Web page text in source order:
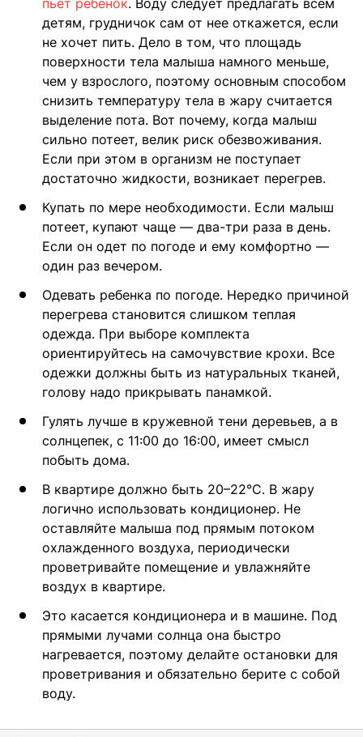
пьет ребенок. Воду следует предлагать всем
детям, грудничок сам от нее откажется, если
не хочет пить. Дело в том, что площадь
поверхности тела малыша намного меньше,
чем у взрослого, поэтому основным способом
снизить температуру тела в жару считается
выделение пота. Вот почему, когда малыш
сильно потеет, велик риск обезвоживания.
Если при этом в организм не поступает
достаточно жидкости, возникает перегрев.
Купать по мере необходимости. Если малыш
потеет, купают чаще — два-три раза в день.
Если он одет по погоде и ему комфортно —
один раз вечером.
Одевать ребенка по погоде. Нередко причиной
перегрева становится слишком теплая
одежда. При выборе комплекта
ориентируйтесь на самочувствие крохи. Все
одежки должны быть из натуральных тканей,
голову надо прикрывать панамкой.
Гулять лучше в кружевной тени деревьев, а в
солнцепек, с 11:00 до 16:00, имеет смысл
побыть дома.
В квартире должно быть 20–22°С. В жару
логично использовать кондиционер. Не
оставляйте малыша под прямым потоком
охлажденного воздуха, периодически
проветривайте помещение и увлажняйте
воздух в квартире.
Это касается кондиционера и в машине. Под
прямыми лучами солнца она быстро
нагревается, поэтому делайте остановки для
проветривания и обязательно берите с собой
воду.